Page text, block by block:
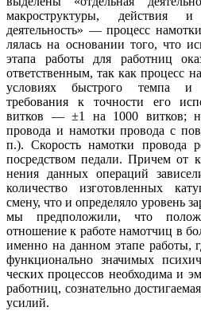
макрострук­туры, действия
деятельность» — процесс
лялась на основании того, что
этапа работы для работниц
ответственным, так как процесс
условиях быстрого темпа и
требования к точности его
витков — ±1 на 1000 вит­ков;
провода и намотки провода с
п.). Скорость намотки провода
посред­ством педали. Причем от
нения данных операций
количество изготовленных
смену, что и определяло уровень
мы предположили, что
отношение к работе намот­чиц в
именно на дан­ном этапе работы,
функционально значимых
ческих процессов необходима и
работниц, сознательно
усилий.